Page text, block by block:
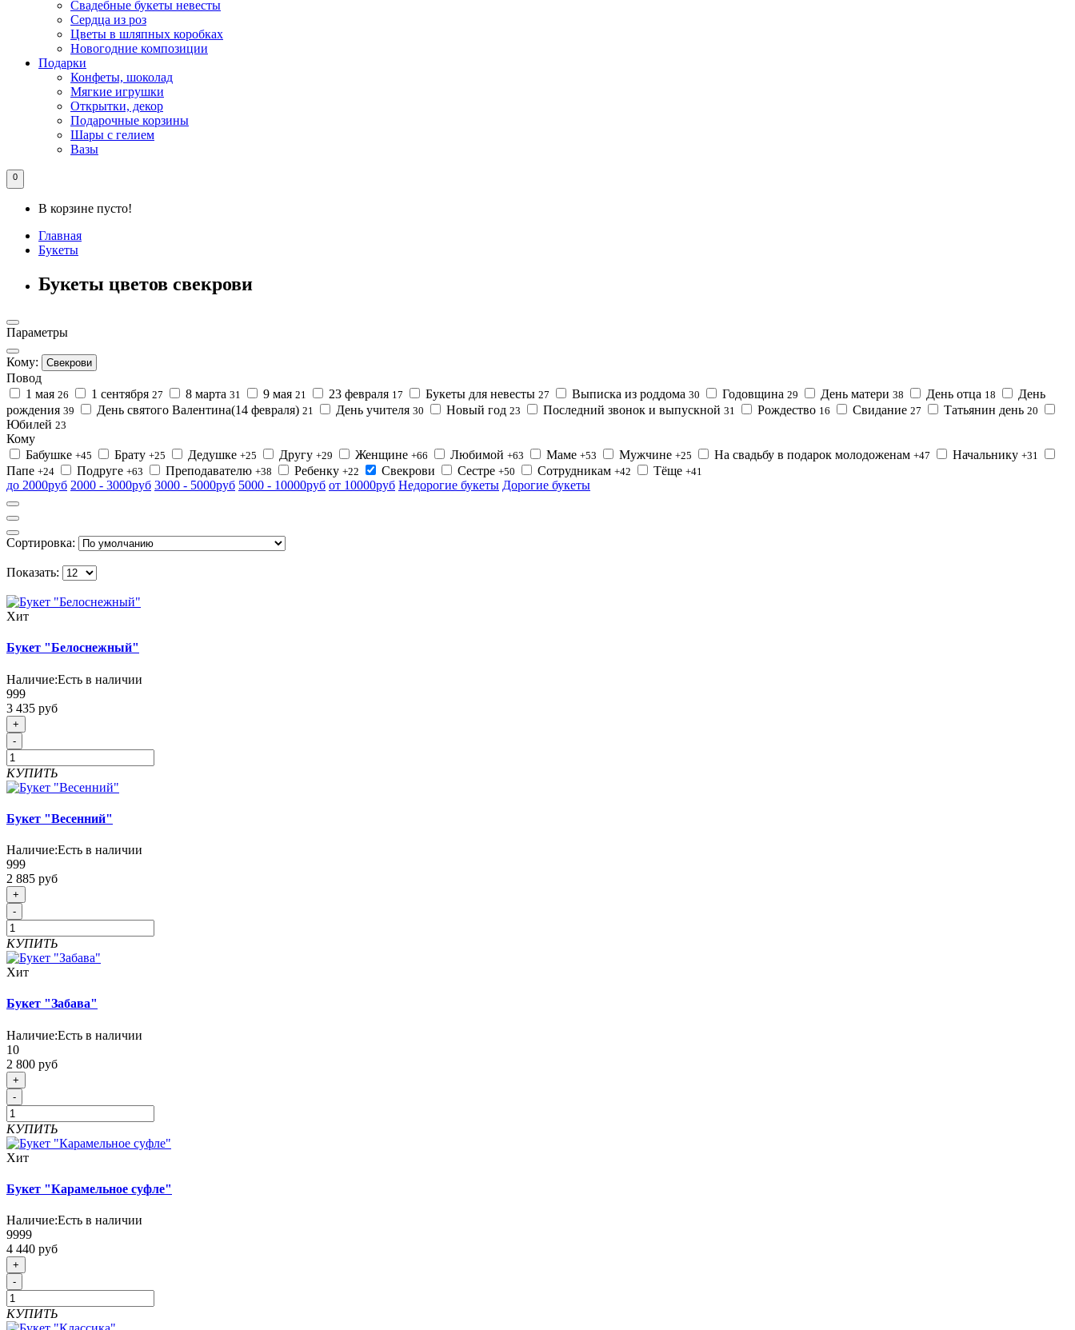
Свадебные букеты невесты
Сердца из роз
Цветы в шляпных коробках
Новогодние композиции
Подарки
Конфеты, шоколад
Мягкие игрушки
Открытки, декор
Подарочные корзины
Шары с гелием
Вазы
0
В корзине пусто!
Главная
Букеты
Букеты цветов свекрови
Параметры
Кому: Свекрови
Повод
1 мая 26 1 сентября 27 8 марта 31 9 мая 21 23 февраля 17 Букеты для невесты 27 Выписка из роддома 30 Годовщина 29 День матери 38 День отца 18
День
рождения 39 День святого Валентина(14 февраля) 21 День учителя 30 Новый год 23 Последний звонок и выпускной 31 Рождество 16 Свидание 27 Татьянин день 20
Юбилей 23
Кому
Бабушке +45 Брату +25 Дедушке +25 Другу +29 Женщине +66 Любимой +63 Маме +53 Мужчине +25 На свадьбу в подарок молодоженам +47 Начальнику +31
Папе +24 Подруге +63 Преподавателю +38 Ребенку +22 Свекрови Сестре +50 Сотрудникам +42 Тёще +41
до 2000руб 2000 - 3000руб 3000 - 5000руб 5000 - 10000руб от 10000руб Недорогие букеты Дорогие букеты
Сортировка:
Показать:
Хит
Букет "Белоснежный"
Наличие:Есть в наличии
999
3 435 руб
+
-
КУПИТЬ
Букет "Весенний"
Наличие:Есть в наличии
999
2 885 руб
+
-
КУПИТЬ
Хит
Букет "Забава"
Наличие:Есть в наличии
10
2 800 руб
+
-
КУПИТЬ
Хит
Букет "Карамельное суфле"
Наличие:Есть в наличии
9999
4 440 руб
+
-
КУПИТЬ